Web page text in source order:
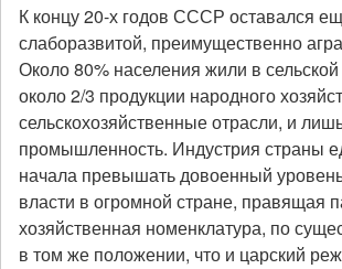
как
рождение
современности»
К концу 20-х годов СССР оставался
слаборазвитой, преимущественно
Около 80% населения жили в сельской
около 2/3 продукции народного
сельскохозяйственные отрасли, и
промышленность. Индустрия страны
начала превышать довоенный
власти в огромной стране, правящая
хозяйственная номенклатура, по
в том же положении, что и царский